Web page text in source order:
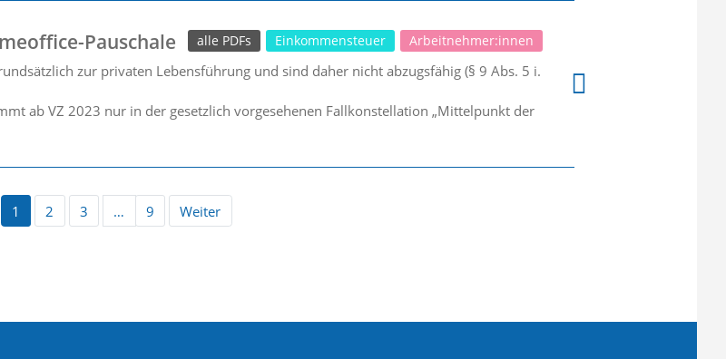
Pauschale Arbeitnehmer:innen
Einkommensteuer
alle PDFs
zur privaten Lebensführung und sind daher nicht abzugsfähig (§ 9 Abs. 5 i.
ab VZ 2023 nur in der gesetzlich vorgesehenen Fallkonstellation „Mittelpunkt der
1 2 3 … 9 Weiter